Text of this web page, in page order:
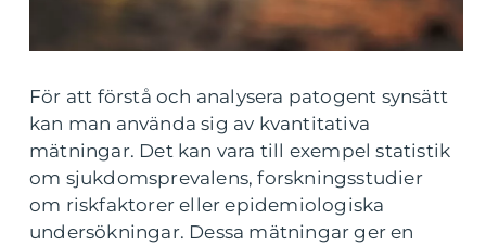
För att förstå och analysera patogent synsätt
kan man använda sig av kvantitativa
mätningar. Det kan vara till exempel statistik
om sjukdomsprevalens, forskningsstudier
om riskfaktorer eller epidemiologiska
undersökningar. Dessa mätningar ger en